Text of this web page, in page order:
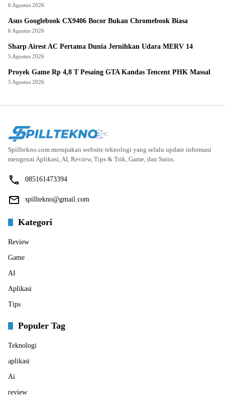
6 Agustus 2026
Asus Googlebook CX9406 Bocor Bukan Chromebook Biasa
6 Agustus 2026
Sharp Airest AC Pertama Dunia Jernihkan Udara MERV 14
5 Agustus 2026
Proyek Game Rp 4,8 T Pesaing GTA Kandas Tencent PHK Massal
5 Agustus 2026
Spilltekno.com merupakan website teknologi yang selalu update informasi
mengenai Aplikasi, AI, Review, Tips & Trik, Game, dan Sains.
085161473394
spilltekno@gmail.com
Kategori
Review
Game
AI
Aplikasi
Tips
Populer Tag
Teknologi
aplikasi
Ai
review